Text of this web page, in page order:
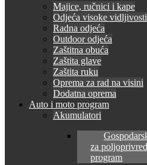
Majice, ručnici i kape
Odjeća visoke vidljivosti
Radna odjeća
Outdoor odjeća
Zaštitna obuća
Zaštita glave
Zaštita ruku
Oprema za rad na visini
Dodatna oprema
Auto i moto program
Akumulatori
za
program